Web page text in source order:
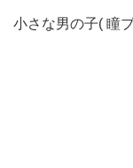
小さな男の子( 瞳ブ